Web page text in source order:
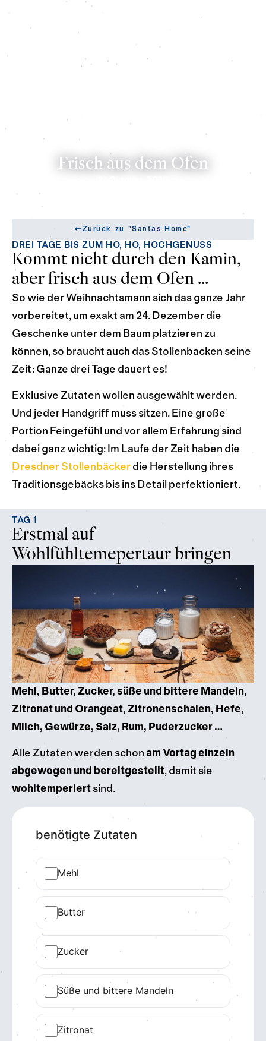
Frisch aus dem Ofen
Zurück zu "Santas Home"
DREI TAGE BIS ZUM HO, HO, HOCHGENUSS
Kommt nicht durch den Kamin,
aber frisch aus dem Ofen ...
So wie der Weihnachtsmann sich das ganze Jahr
vorbereitet, um exakt am 24. Dezember die
Geschenke unter dem Baum platzieren zu
können, so braucht auch das Stollenbacken seine
Zeit: Ganze drei Tage dauert es!
Exklusive Zutaten wollen ausgewählt werden.
Und jeder Handgriff muss sitzen. Eine große
Portion Feingefühl und vor allem Erfahrung sind
dabei ganz wichtig: Im Laufe der Zeit haben die
Dresdner Stollenbäcker die Herstellung ihres
Traditionsgebäcks bis ins Detail perfektioniert.
TAG 1
Erstmal auf
Wohlfühltemepertaur bringen
Mehl, Butter, Zucker, süße und bittere Mandeln,
Zitronat und Orangeat, Zitronenschalen, Hefe,
Milch, Gewürze, Salz, Rum, Puderzucker …
Alle Zutaten werden schon am Vortag einzeln
abgewogen und bereitgestellt, damit sie
wohltemperiert sind.
benötigte Zutaten
Mehl
Butter
Zucker
Süße und bittere Mandeln
Zitronat